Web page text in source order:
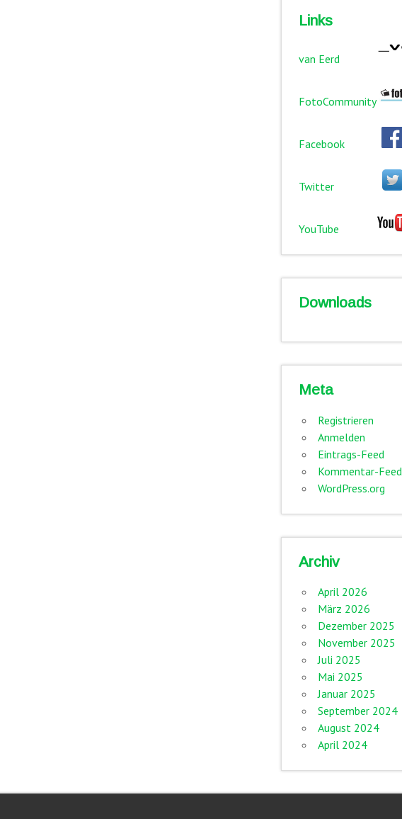
Links
van Eerd
FotoCommunity
Facebook
Twitter
YouTube
Downloads
Meta
Registrieren
Anmelden
Eintrags-Feed
Kommentar-Feed
WordPress.org
Archiv
April 2026
März 2026
Dezember 2025
November 2025
Juli 2025
Mai 2025
Januar 2025
September 2024
August 2024
April 2024